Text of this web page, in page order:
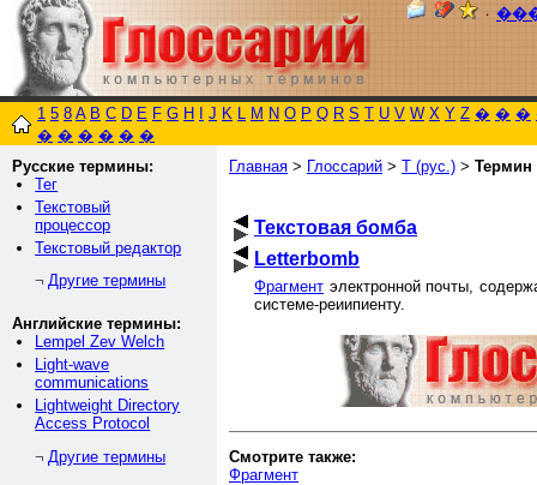
٠
1 5 8 A B C D E F G H J K L M N O P Q R S T U V W X Y Z � � �
� � � � � �
Русские термины:
Тег
Текстовый
процессор
Текстовый редактор
¬ Другие термины
Английские термины:
Lempel Zev Welch
Light-wave
communications
Lightweight Directory
Access Protocol
¬ Другие термины
Главная > Глоссарий > Т (рус.) > Термин
Текстовая бомба
Letterbomb
Фрагмент электронной почты,
системе-реиипиенту.
Смотрите также:
Фрагмент